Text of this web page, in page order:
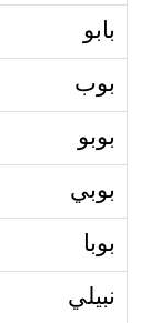
بابو
بوب
بوبو
بوبي
بوبا
نبيلي